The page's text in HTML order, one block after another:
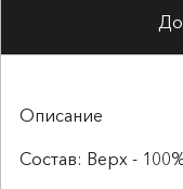
Описание
Состав: Верх -